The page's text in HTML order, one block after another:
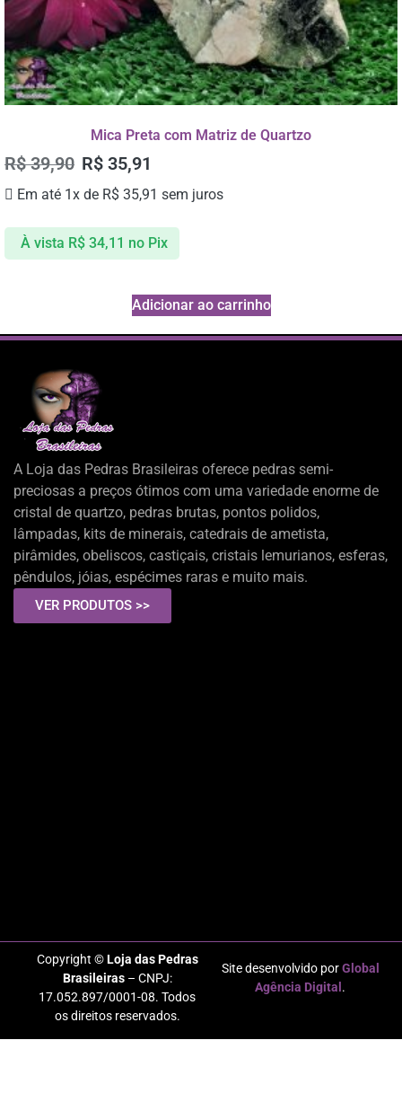
Mica Preta com Matriz de Quartzo
R$39,90 R$ 35,91
Em até 1x de R$ 35,91 sem juros
À vista R$34,11 no Pix
Adicionar ao carrinho
A Loja das Pedras Brasileiras oferece pedras semi-
preciosas a preços ótimos com uma variedade enorme de
cristal de quartzo, pedras brutas, pontos polidos,
lâmpadas, kits de minerais, catedrais de ametista,
pirâmides, obeliscos, castiçais, cristais lemurianos, esferas,
pêndulos, jóias, espécimes raras e muito mais.
VER PRODUTOS >>
Copyright ©Loja das Pedras
Brasileiras– CNPJ:
17.052.897/0001-08. Todos
os direitos reservados.
Site desenvolvido porGlobal
Agência Digital .